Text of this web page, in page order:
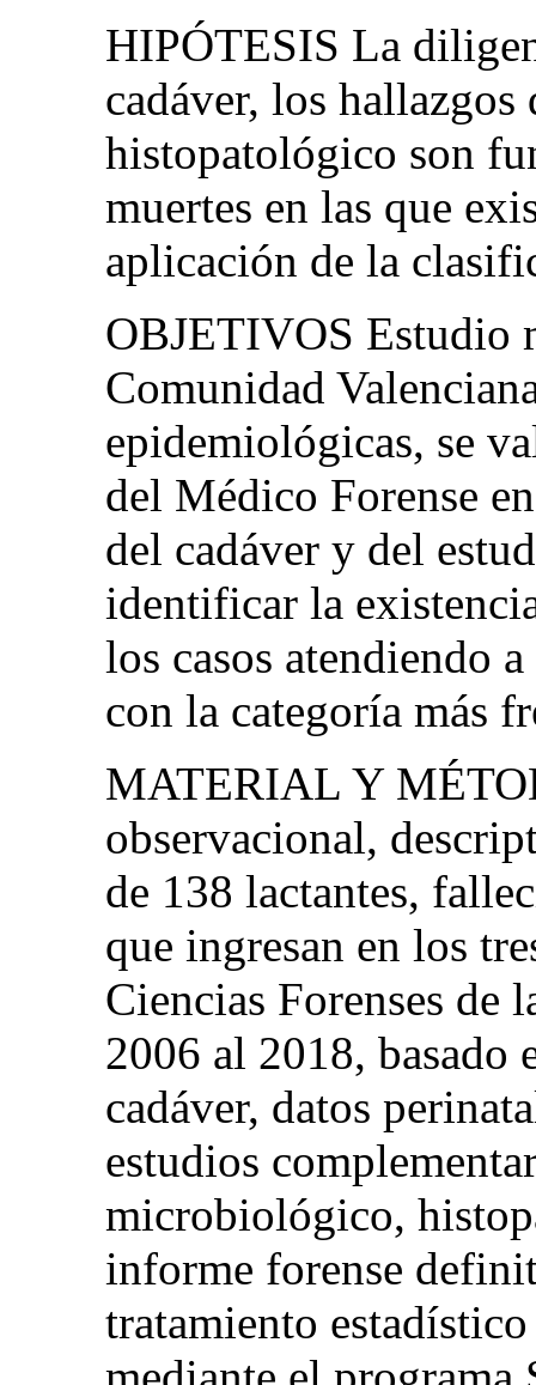
HIPÓTESIS La
cadáver, los
histopatológico son
muertes en las que
aplicación de la
OBJETIVOS Estudio
Comunidad
epidemiológicas, se
del Médico Forense
del cadáver y del
identificar la
los casos atendiendo
con la categoría más
MATERIAL Y
observacional,
de 138 lactantes,
que ingresan en los
Ciencias Forenses de
2006 al 2018, basado
cadáver, datos
estudios
microbiológico,
informe forense
tratamiento